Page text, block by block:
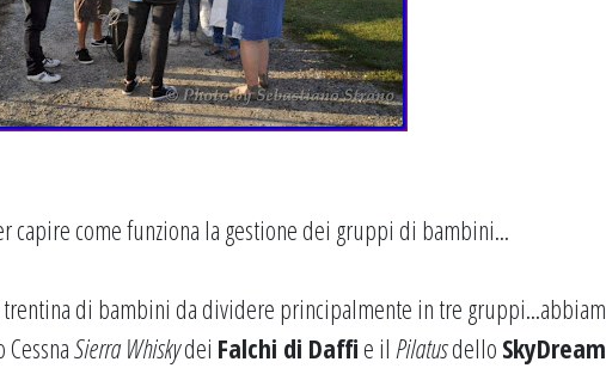
capire come funziona la gestione dei gruppi di bambini...
di bambini da dividere principalmente in tre
Sierra Whiskydei Falchi di Daffi e il Pilatusdello SkyDream